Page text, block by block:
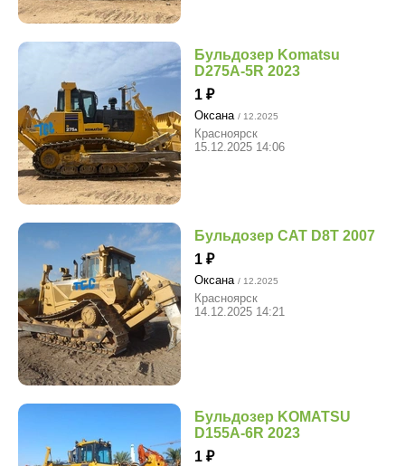
Бульдозер Komatsu
D275A-5R 2023
1
Оксана / 12.2025
Красноярск
15.12.2025 14:06
Бульдозер CAT D8T 2007
1
Оксана / 12.2025
Красноярск
14.12.2025 14:21
Бульдозер KOMATSU
D155A-6R 2023
1